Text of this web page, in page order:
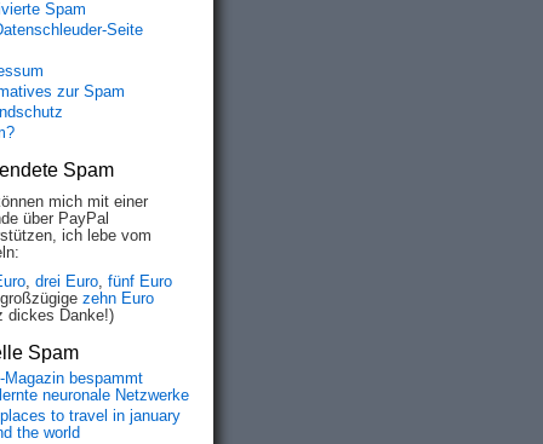
Spam
Seite
zur Spam
Spam
mich mit einer
über PayPal
ich lebe vom
, drei Euro, fünf Euro
zehn Euro
dickes Danke!)
Spam
Magazin bespammt
neuronale Netzwerke
to travel in january
the world